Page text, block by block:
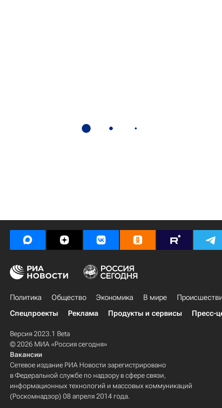
Политика Общество Экономика В мире
Спецпроекты
Реклама Продукты и сервисы Пресс-
Версия 2023.1 Beta
© 2026 МИА «Россия сегодня»
Вакансии
Сетевое издание РИА Новости зарегистрировано
в Федеральной службе по надзору в сфере связи,
информационных технологий и массовых коммуникаций
(Роскомнадзор) 08 апреля 2014 года.